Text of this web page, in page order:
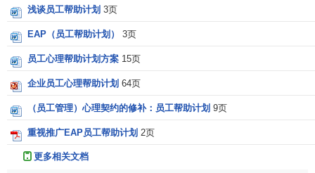
增加组织的凝聚力，帮助公司永续竞争力。员工心理援助项
目是一项为工作场所中个人和组织提供的咨询服务的服务项
目。它帮助识别员工所关心的问题，并且给予解答。这些问
题会影响到员工的工作表现，同时影响到整个组织机构的业
绩目标的实现。
80年代，EAP组织建立了CEAP协会（EAP认证咨询
师），这开创了EAP咨询这一职业。作为一名专业的EAP工
作者，CEAP需要达到EAP组织设定的标准。最重要的是对
一些特定信息的保密。
浅谈员工帮助计划 3页
EAP（员工帮助计划） 3页
员工心理帮助计划方案 15页
企业员工心理帮助计划 64页
（员工管理）心理契约的修补：员工帮助计划 9页
重视推广EAP员工帮助计划 2页
更多相关文档